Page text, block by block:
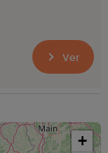
Ver
+